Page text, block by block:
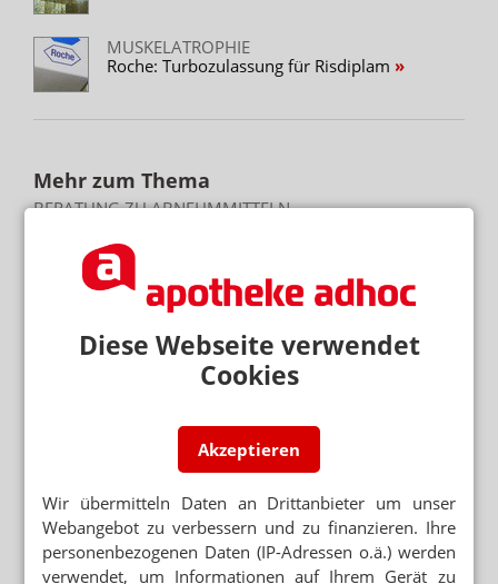
Diese Webseite verwendet
Cookies
Akzeptieren
Wir übermitteln Daten an Drittanbieter um unser
Webangebot zu verbessern und zu finanzieren. Ihre
personenbezogenen Daten (IP-Adressen o.ä.) werden
verwendet, um Informationen auf Ihrem Gerät zu
MUSKELATROPHIE
Roche: Turbozulassung für Risdiplam
Mehr zum Thema
BERATUNG ZU ABNEHMMITTELN
RX-MEDIKAMENTE OHNE REZEPT
Warteliste: Abnehmpille als Monatsabo
SEMAGLUTID
Wegovy-Tablette ab September verfügbar
Mehr aus Ressort
SONNE STATT SUPPLEMENTE
APP FÜR BRUSTKREBSPATIENTINNEN
„Wie eine Ärztin in der Handtasche“